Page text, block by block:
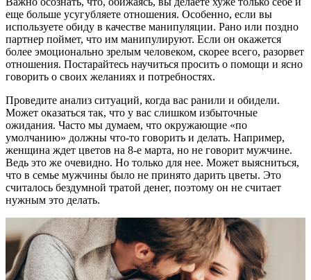
еще больше усугубляете отношения. Особенно, если вы
используете обиду в качестве манипуляции. Рано или поздно
партнер поймет, что им манипулируют. Если он окажется
более эмоционально зрелым человеком, скорее всего, разорвет
отношения. Постарайтесь научиться просить о помощи и ясно
говорить о своих желаниях и потребностях.
Проведите анализ ситуаций, когда вас ранили и обидели.
Может оказаться так, что у вас слишком избыточные
ожидания. Часто мы думаем, что окружающие «по
умолчанию» должны что-то говорить и делать. Например,
женщина ждет цветов на 8-е марта, но не говорит мужчине.
Ведь это же очевидно. Но только для нее. Может выясниться,
что в семье мужчины было не принято дарить цветы. Это
считалось бездумной тратой денег, поэтому он не считает
нужным это делать.